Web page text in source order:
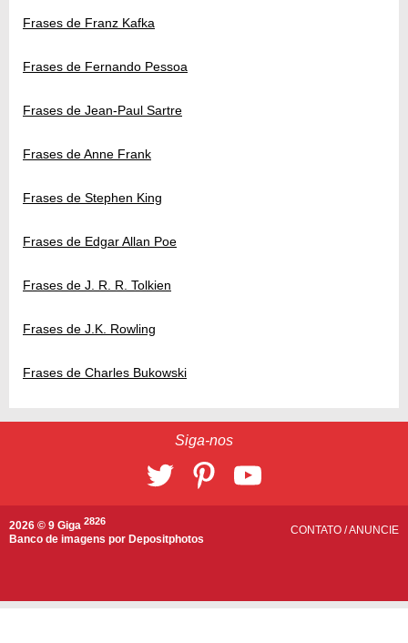
Frases de Franz Kafka
Frases de Fernando Pessoa
Frases de Jean-Paul Sartre
Frases de Anne Frank
Frases de Stephen King
Frases de Edgar Allan Poe
Frases de J. R. R. Tolkien
Frases de J.K. Rowling
Frases de Charles Bukowski
Siga-nos
2026 © 9 Giga 2826
Banco de imagens por Depositphotos
CONTATO /ANUNCIE